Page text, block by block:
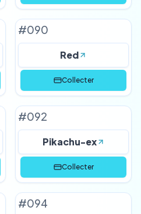
#090
Red
Collecter
#092
Pikachu-ex
Collecter
#094